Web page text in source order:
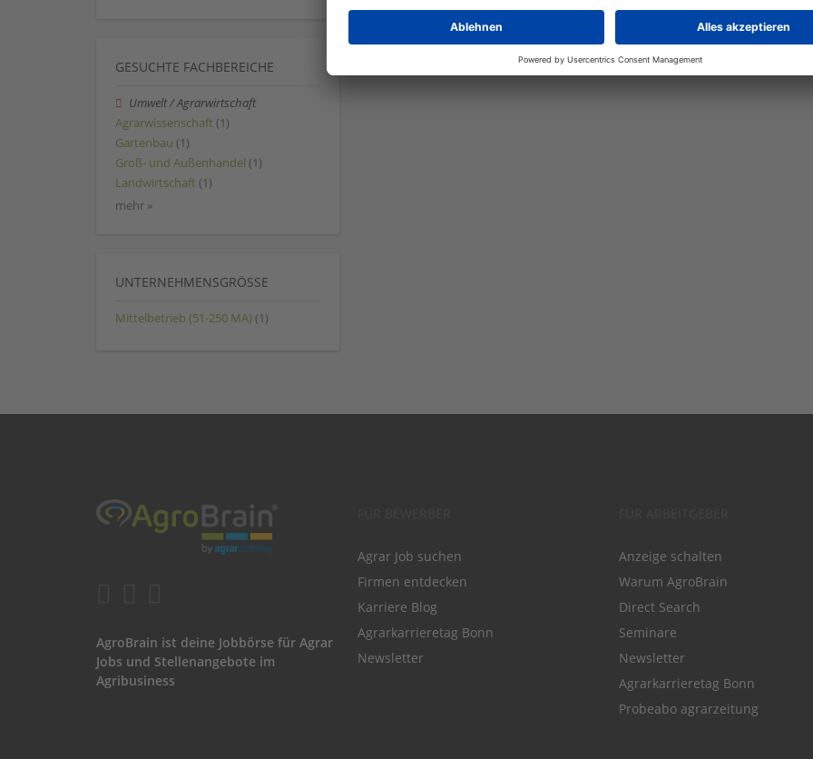
GESUCHTE FACHBEREICHE
Umwelt / Agrarwirtschaft
Agrarwissenschaft (1)
Gartenbau (1)
Groß- und Außenhandel (1)
Landwirtschaft (1)
mehr »
UNTERNEHMENSGRÖSSE
Mittelbetrieb (51-250 MA) (1)
AgroBrain ist deine Jobbörse für Agrar
Jobs und Stellenangebote im
Agribusiness
Agrar Job suchen
Firmen entdecken
Karriere Blog
Agrarkarrieretag Bonn
Newsletter
Anzeige schalten
Warum AgroBrain
Direct Search
Seminare
Newsletter
Agrarkarrieretag Bonn
Probeabo agrarzeitung